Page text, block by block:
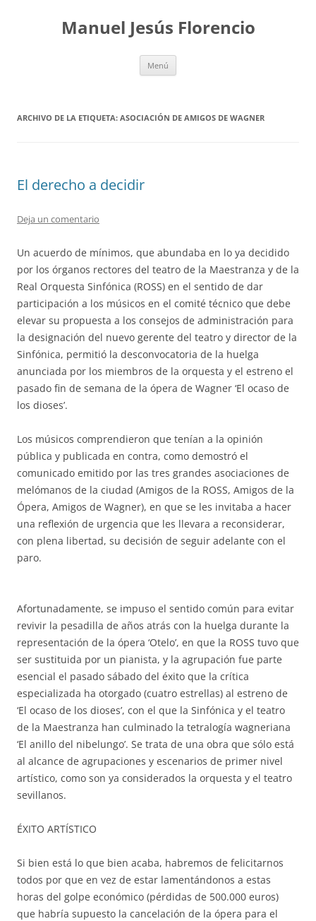
contenidoManuel Jesús Florencio
Menú
ARCHIVO DE LA ETIQUETA: ASOCIACIÓN DE AMIGOS DE WAGNER
El derecho a decidir
Deja un comentario
Un acuerdo de mínimos, que abundaba en lo ya decidido
por los órganos rectores del teatro de la Maestranza y de la
Real Orquesta Sinfónica (ROSS) en el sentido de dar
participación a los músicos en el comité técnico que debe
elevar su propuesta a los consejos de administración para
la designación del nuevo gerente del teatro y director de la
Sinfónica, permitió la desconvocatoria de la huelga
anunciada por los miembros de la orquesta y el estreno el
pasado fin de semana de la ópera de Wagner ‘El ocaso de
los dioses’.
Los músicos comprendieron que tenían a la opinión
pública y publicada en contra, como demostró el
comunicado emitido por las tres grandes asociaciones de
melómanos de la ciudad (Amigos de la ROSS, Amigos de la
Ópera, Amigos de Wagner), en que se les invitaba a hacer
una reflexión de urgencia que les llevara a reconsiderar,
con plena libertad, su decisión de seguir adelante con el
paro.
Afortunadamente, se impuso el sentido común para evitar
revivir la pesadilla de años atrás con la huelga durante la
representación de la ópera ‘Otelo’, en que la ROSS tuvo que
ser sustituida por un pianista, y la agrupación fue parte
esencial el pasado sábado del éxito que la crítica
especializada ha otorgado (cuatro estrellas) al estreno de
‘El ocaso de los dioses’, con el que la Sinfónica y el teatro
de la Maestranza han culminado la tetralogía wagneriana
‘El anillo del nibelungo’. Se trata de una obra que sólo está
al alcance de agrupaciones y escenarios de primer nivel
artístico, como son ya considerados la orquesta y el teatro
sevillanos.
ÉXITO ARTÍSTICO
Si bien está lo que bien acaba, habremos de felicitarnos
todos por que en vez de estar lamentándonos a estas
horas del golpe económico (pérdidas de 500.000 euros)
que habría supuesto la cancelación de la ópera para el